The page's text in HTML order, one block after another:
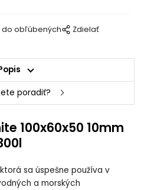
do obľúbených Zdielať
poradiť?
100x60x50 10mm
sa úspešne používa v
a morských